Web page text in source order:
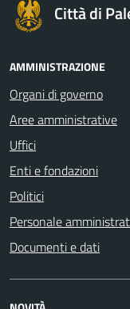
Città di
AMMINISTRAZIONE
Organi di governo
Aree amministrative
Uffici
Enti e fondazioni
Politici
Personale
Documenti e dati